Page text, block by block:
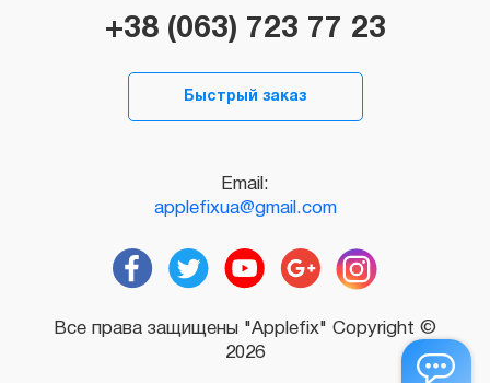
+38 (063) 723 77 23
Быстрый заказ
Email:
applefixua@gmail.com
Все права защищены "Applefix" Copyright ©
2026